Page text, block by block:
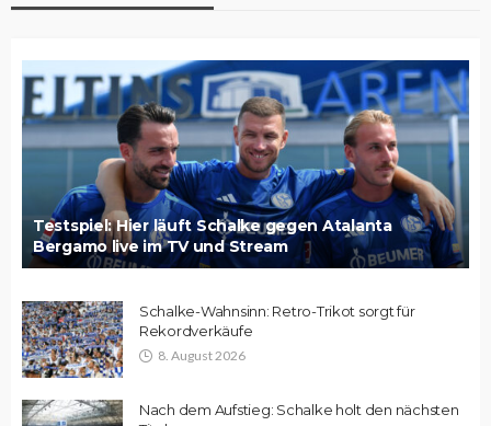
Testspiel: Hier läuft Schalke gegen Atalanta
Bergamo live im TV und Stream
Schalke-Wahnsinn: Retro-Trikot sorgt für
Rekordverkäufe
8. August 2026
Nach dem Aufstieg: Schalke holt den nächsten